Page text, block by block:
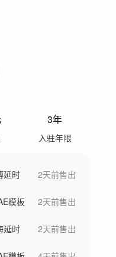
3年
入驻年限
延时 2天前售出
模板 2天前售出
延时 2天前售出